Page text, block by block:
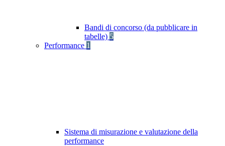
Bandi di concorso (da pubblicare in
tabelle) 5
Performance 1
Sistema di misurazione e valutazione della
performance